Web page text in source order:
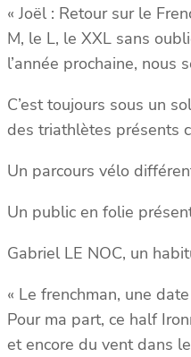
« Joël : Retour sur le
M, le L, le XXL sans
l’année prochaine, nous
C’est toujours sous un
des triathlètes présents
Un parcours vélo
Un public en folie
Gabriel LE NOC, un
« Le frenchman, une
Pour ma part, ce half
et encore du vent dans